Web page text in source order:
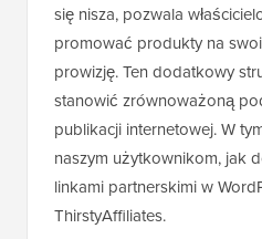
się nisza, pozwala
promować produkty na
prowizję. Ten dodatkowy
stanowić zrównoważoną
publikacji internetowej. W
naszym użytkownikom, jak
linkami partnerskimi w
ThirstyAffiliates.